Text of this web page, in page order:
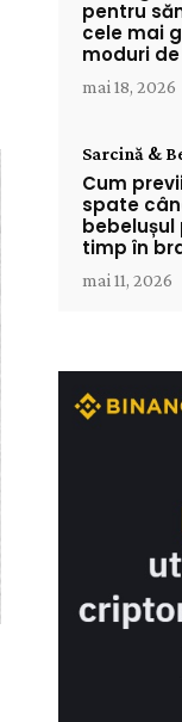
pentru
cele mai
moduri
mai 18, 2026
Sarcină &
Cum
spate
timp în
mai 11, 2026